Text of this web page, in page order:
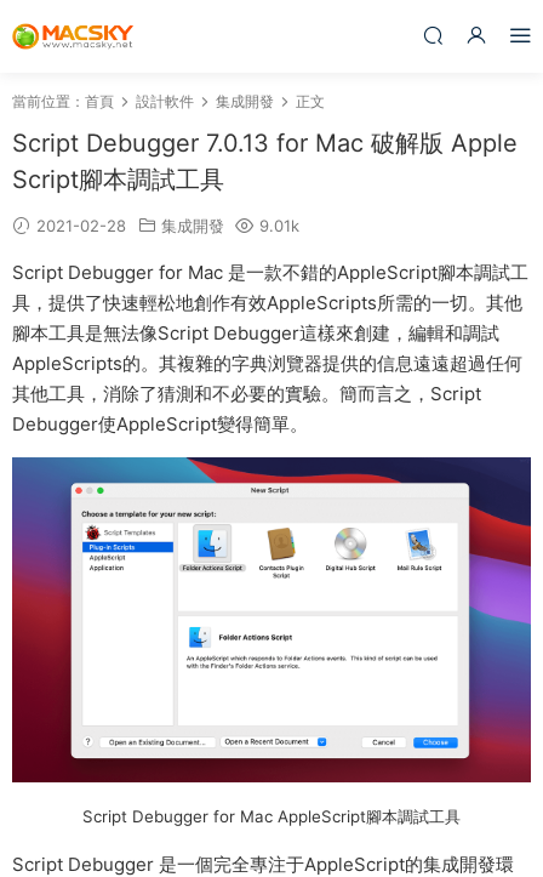
當前位置： 首頁 設計軟件 集成開發 正文
Script Debugger 7.0.13 for Mac 破解版 Apple
Script腳本調試工具
2021-02-28 集成開發 9.01k
Script Debugger for Mac 是一款不錯的AppleScript腳本調試工
具，提供了快速輕松地創作有效AppleScripts所需的一切。其他
腳本工具是無法像Script Debugger這樣來創建，編輯和調試
AppleScripts的。其複雜的字典浏覽器提供的信息遠遠超過任何
其他工具，消除了猜測和不必要的實驗。簡而言之，Script
Debugger使AppleScript變得簡單。
Script Debugger for Mac AppleScript腳本調試工具
Script Debugger 是一個完全專注于AppleScript的集成開發環